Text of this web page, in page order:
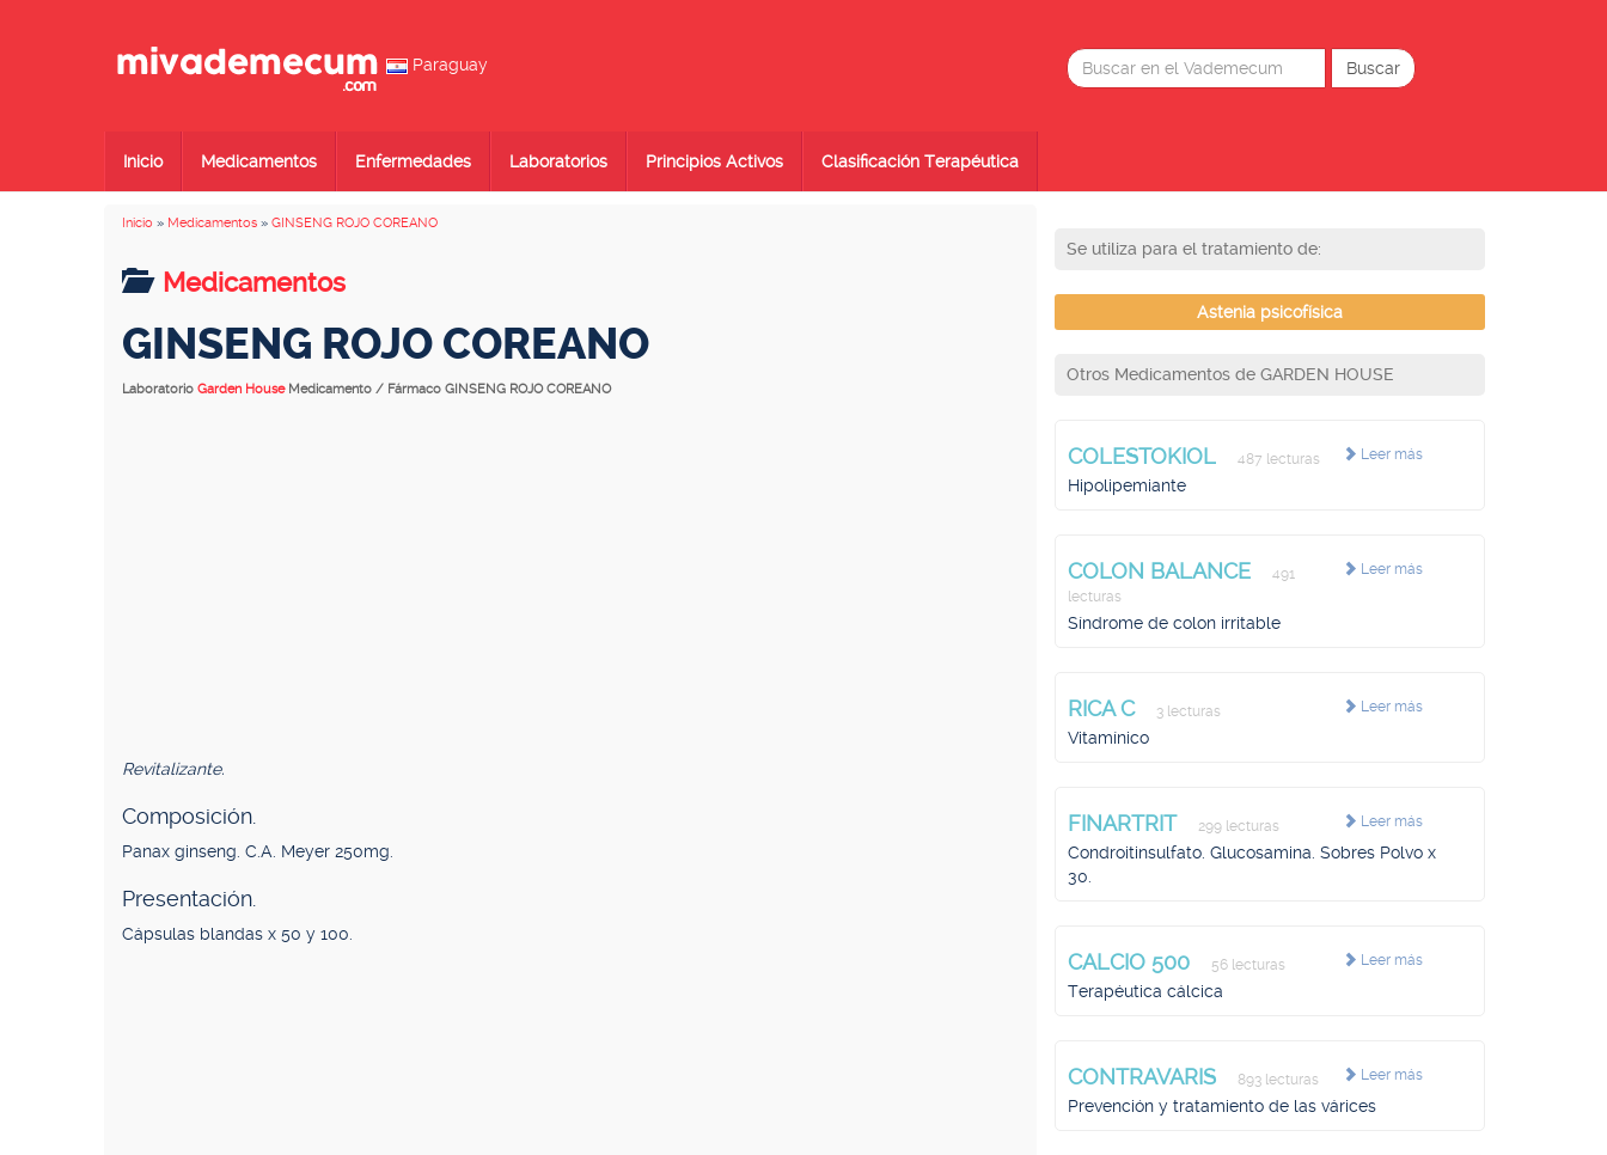
Paraguay
Inicio Medicamentos Enfermedades Laboratorios Principios Activos Clasificación Terapéutica
Inicio » Medicamentos » GINSENG ROJO COREANO
Medicamentos
GINSENG ROJO COREANO
Laboratorio Garden House Medicamento / Fármaco GINSENG ROJO COREANO
Revitalizante.
Composición.
Panax ginseng. C.A. Meyer 250mg.
Presentación.
Cápsulas blandas x 50 y 100.
Se utiliza para el tratamiento de:
Astenia psicofísica
Otros Medicamentos de GARDEN HOUSE
Leer más
COLESTOKIOL 487 lecturas
Hipolipemiante
Leer más
COLON BALANCE
491
lecturas
Síndrome de colon irritable
Leer más
RICA C 3 lecturas
Vitamínico
Leer más
FINARTRIT 299 lecturas
Condroitinsulfato. Glucosamina. Sobres Polvo x
30.
Leer más
CALCIO 500 56 lecturas
Terapéutica cálcica
Leer más
CONTRAVARIS 893 lecturas
Prevención y tratamiento de las várices